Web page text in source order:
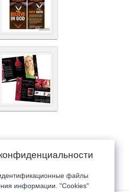
файлы
информации. "Cookies"